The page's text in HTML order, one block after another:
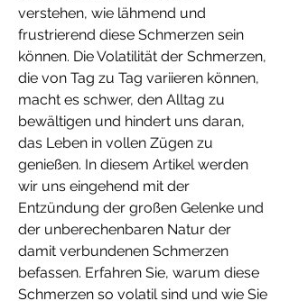
verstehen, wie lähmend und
frustrierend diese Schmerzen sein
können. Die Volatilität der Schmerzen,
die von Tag zu Tag variieren können,
macht es schwer, den Alltag zu
bewältigen und hindert uns daran,
das Leben in vollen Zügen zu
genießen. In diesem Artikel werden
wir uns eingehend mit der
Entzündung der großen Gelenke und
der unberechenbaren Natur der
damit verbundenen Schmerzen
befassen. Erfahren Sie, warum diese
Schmerzen so volatil sind und wie Sie